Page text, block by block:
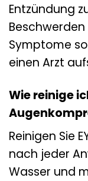
Entzündung
Symptome
einen Arzt
Wie reinige
Reinigen Sie
nach jeder
Wasser und